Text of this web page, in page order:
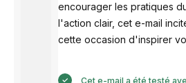
encourager les pratiques
l'action clair, cet e-mail
cette occasion d'inspirer
Cet e-mail a été testé